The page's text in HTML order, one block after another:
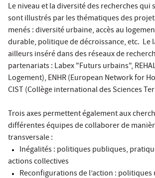
Le niveau et la diversité des recherches qui
sont illustrés par les thématiques des
menés : diversité urbaine, accès au
durable, politique de décroissance, etc. Le
ailleurs inséré dans des réseaux de
partenariats : Labex "Futurs urbains",
Logement), ENHR (European Network for
CIST (Collège international des Sciences
Trois axes permettent également aux
différentes équipes de collaborer de
transversale :
Inégalités : politiques publiques,
actions collectives
Reconfigurations de l’action :